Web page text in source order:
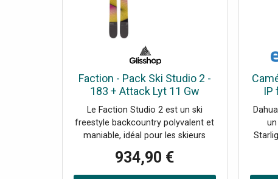
Faction - Pack Ski Studio 2 -
183 + Attack Lyt 11 Gw
Br.110 Solid Black - Ski
Le Faction Studio 2 est un ski
freestyle backcountry polyvalent et
maniable, idéal pour les skieurs
créativité en toutes conditions.
934,90 €
IP
dB et